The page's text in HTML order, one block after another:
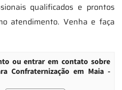
qualificados e prontos
atendimento. Venha e faça
ou entrar em contato sobre
Confraternização em Maia -